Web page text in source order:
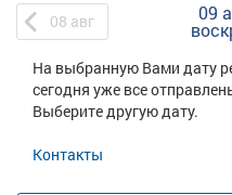
08 авг 09
На выбранную Вами дату
сегодня уже все
Выберите другую дату.
Контакты